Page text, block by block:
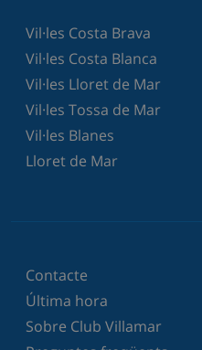
Vil·les Costa Brava
Vil·les Costa Blanca
Vil·les Lloret de Mar
Vil·les Tossa de Mar
Vil·les Blanes
Lloret de Mar
Contacte
Última hora
Sobre Club Villamar